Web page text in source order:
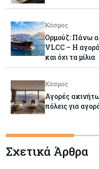
Κόσμος
Ορμούζ: Πάνω
VLCC – Η
και όχι τα μίλια
Κόσμος
Αγορές
πόλεις για
Κόσμος
Οι πυρκαγιές
ζημιές δεν
Σχετικά Άρθρα